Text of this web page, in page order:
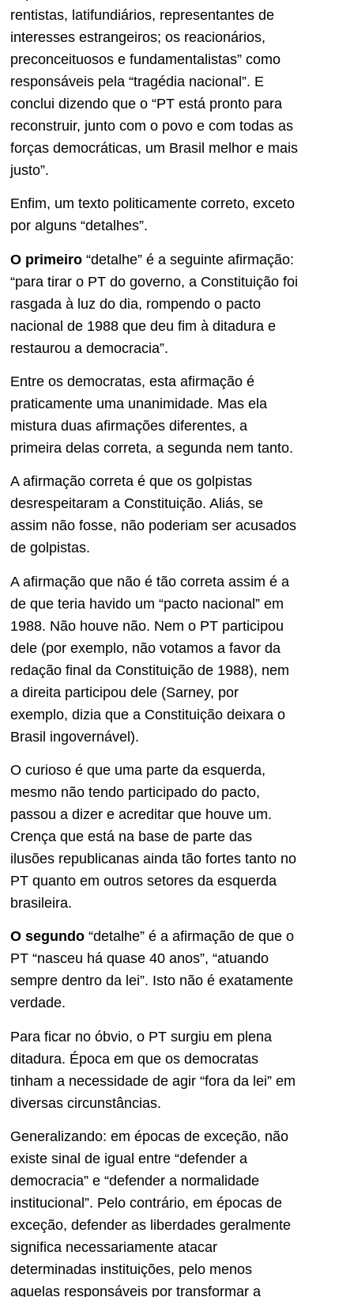
rentistas, latifundiários, representantes de
interesses estrangeiros; os reacionários,
preconceituosos e fundamentalistas” como
responsáveis pela “tragédia nacional”. E
conclui dizendo que o “PT está pronto para
reconstruir, junto com o povo e com todas as
forças democráticas, um Brasil melhor e mais
justo”.
Enfim, um texto politicamente correto, exceto
por alguns “detalhes”.
O primeiro “detalhe” é a seguinte afirmação:
“para tirar o PT do governo, a Constituição foi
rasgada à luz do dia, rompendo o pacto
nacional de 1988 que deu fim à ditadura e
restaurou a democracia”.
Entre os democratas, esta afirmação é
praticamente uma unanimidade. Mas ela
mistura duas afirmações diferentes, a
primeira delas correta, a segunda nem tanto.
A afirmação correta é que os golpistas
desrespeitaram a Constituição. Aliás, se
assim não fosse, não poderiam ser acusados
de golpistas.
A afirmação que não é tão correta assim é a
de que teria havido um “pacto nacional” em
1988. Não houve não. Nem o PT participou
dele (por exemplo, não votamos a favor da
redação final da Constituição de 1988), nem
a direita participou dele (Sarney, por
exemplo, dizia que a Constituição deixara o
Brasil ingovernável).
O curioso é que uma parte da esquerda,
mesmo não tendo participado do pacto,
passou a dizer e acreditar que houve um.
Crença que está na base de parte das
ilusões republicanas ainda tão fortes tanto no
PT quanto em outros setores da esquerda
brasileira.
O segundo “detalhe” é a afirmação de que o
PT “nasceu há quase 40 anos”, “atuando
sempre dentro da lei”. Isto não é exatamente
verdade.
Para ficar no óbvio, o PT surgiu em plena
ditadura. Época em que os democratas
tinham a necessidade de agir “fora da lei” em
diversas circunstâncias.
Generalizando: em épocas de exceção, não
existe sinal de igual entre “defender a
democracia” e “defender a normalidade
institucional”. Pelo contrário, em épocas de
exceção, defender as liberdades geralmente
significa necessariamente atacar
determinadas instituições, pelo menos
aquelas responsáveis por transformar a